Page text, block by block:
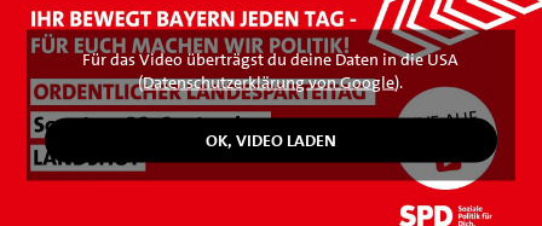
Für das Video überträgst du deine Daten in die USA
(Datenschutzerklärung von Google).